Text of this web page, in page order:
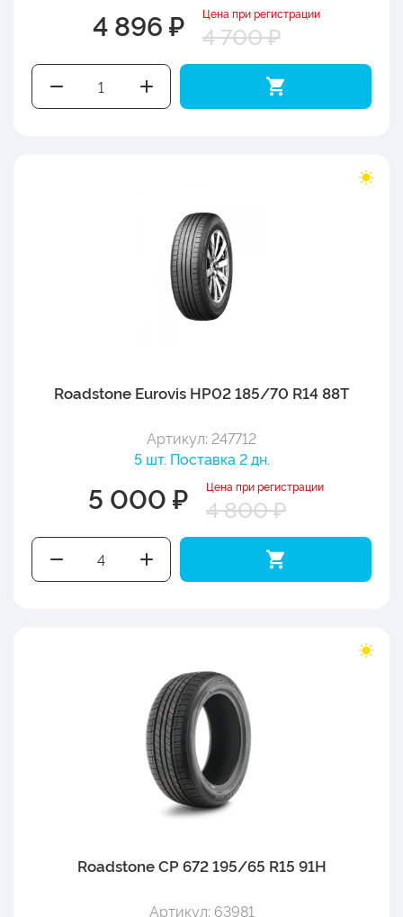
4 896 ₽ Цена при регистрации
4 700 ₽
Roadstone Eurovis HP02 185/70 R14 88T
Артикул: 247712
5 шт. Поставка 2 дн.
5 000 ₽ Цена при регистрации
4 800 ₽
Roadstone CP 672 195/65 R15 91H
Артикул: 63981